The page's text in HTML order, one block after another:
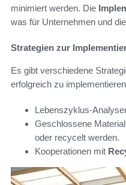
minimiert werden. Die
was für Unternehmen und
Strategien zur
Es gibt verschiedene
erfolgreich zu
Lebenszyklus-
Geschlossene
oder recycelt werden.
Kooperationen mit